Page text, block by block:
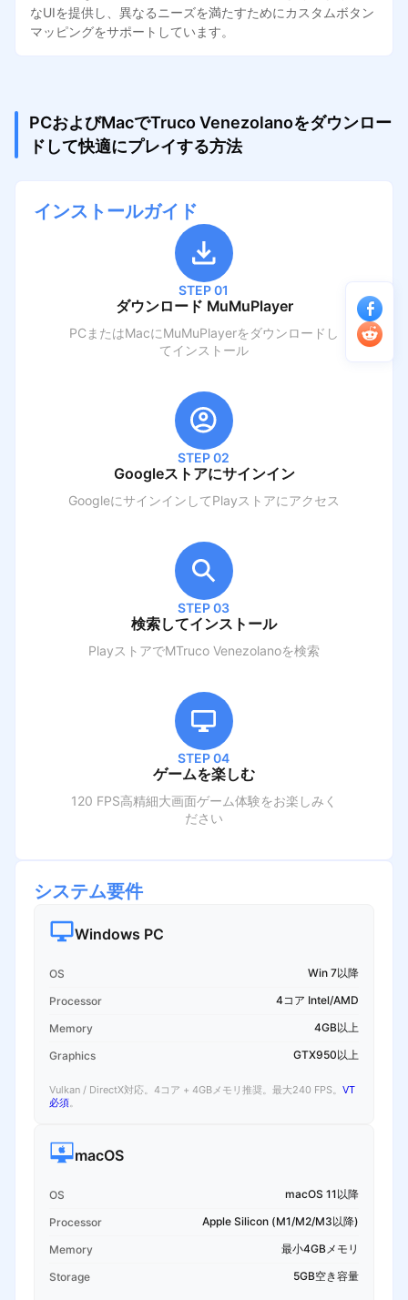
なUIを提供し、異なるニーズを満たすためにカスタムボタン
マッピングをサポートしています。
PCおよびMacでTruco Venezolanoをダウンロー
ドして快適にプレイする方法
インストールガイド
STEP 01
ダウンロード MuMuPlayer
PCまたはMacにMuMuPlayerをダウンロードし
てインストール
STEP 02
Googleストアにサインイン
GoogleにサインインしてPlayストアにアクセス
STEP 03
検索してインストール
PlayストアでMTruco Venezolanoを検索
STEP 04
ゲームを楽しむ
120 FPS高精細大画面ゲーム体験をお楽しみく
ださい
システム要件
Windows PC
OS Win 7以降
Processor 4コア Intel/AMD
Memory 4GB以上
Graphics GTX950以上
Vulkan / DirectX対応。4コア + 4GBメモリ推奨。最大240 FPS。 VT
必須。
macOS
OS macOS 11以降
Processor Apple Silicon (M1/M2/M3以降)
Memory 最小4GBメモリ
Storage 5GB空き容量